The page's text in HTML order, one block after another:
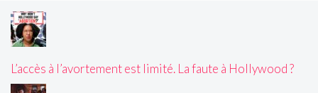
L’accès à l’avortement est limité. La faute à Hollywood ?